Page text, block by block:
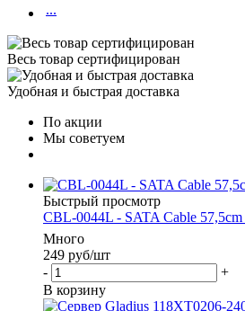
...
Весь товар сертифицирован
Удобная и быстрая доставка
По акции
Мы советуем
Быстрый просмотр
CBL-0044L - SATA Cable
Много
249 руб/шт
-
+
В корзину